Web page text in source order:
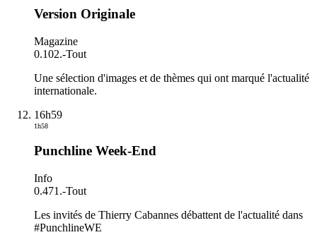
Version Originale
Magazine
0.102.-Tout
Une sélection d'images et de thèmes qui ont marqué l'actualité
internationale.
16h59
1h58
Punchline Week-End
Info
0.471.-Tout
Les invités de Thierry Cabannes débattent de l'actualité dans
#PunchlineWE